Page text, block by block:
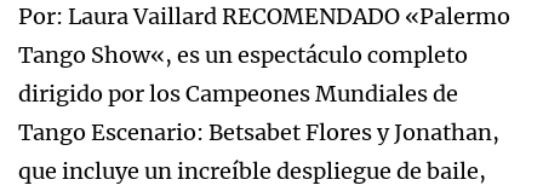
Por: Laura Vaillard RECOMENDADO «Palermo
Tango Show«, es un espectáculo completo
dirigido por los Campeones Mundiales de
Tango Escenario: Betsabet Flores y Jonathan,
que incluye un increíble despliegue de baile,